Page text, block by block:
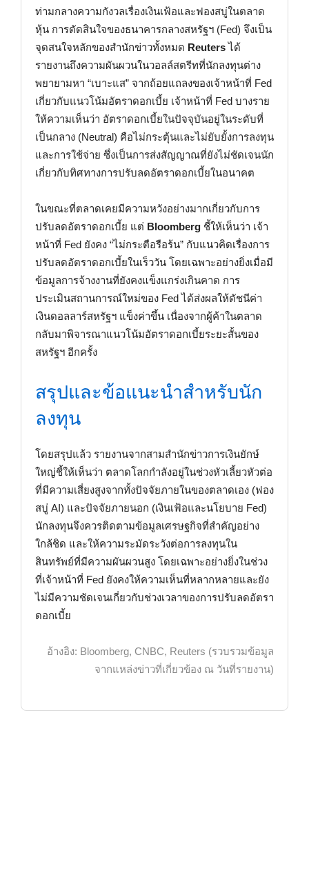
ท่ามกลางความกังวลเรื่องเงินเฟ้อและฟองสบู่ในตลาด
หุ้น การตัดสินใจของธนาคารกลางสหรัฐฯ (Fed) จึงเป็น
จุดสนใจหลักของสำนักข่าวทั้งหมด Reutersได้
รายงานถึงความผันผวนในวอลล์สตรีทที่นักลงทุนต่าง
พยายามหา “เบาะแส” จากถ้อยแถลงของเจ้าหน้าที่ Fed
เกี่ยวกับแนวโน้มอัตราดอกเบี้ย เจ้าหน้าที่ Fed บางราย
ให้ความเห็นว่า อัตราดอกเบี้ยในปัจจุบันอยู่ในระดับที่
เป็นกลาง (Neutral) คือไม่กระตุ้นและไม่ยับยั้งการลงทุน
และการใช้จ่าย ซึ่งเป็นการส่งสัญญาณที่ยังไม่ชัดเจนนัก
เกี่ยวกับทิศทางการปรับลดอัตราดอกเบี้ยในอนาคต
ในขณะที่ตลาดเคยมีความหวังอย่างมากเกี่ยวกับการ
ปรับลดอัตราดอกเบี้ย แต่ Bloomberg ชี้ให้เห็นว่า เจ้า
หน้าที่ Fed ยังคง “ไม่กระตือรือร้น” กับแนวคิดเรื่องการ
ปรับลดอัตราดอกเบี้ยในเร็ววัน โดยเฉพาะอย่างยิ่งเมื่อมี
ข้อมูลการจ้างงานที่ยังคงแข็งแกร่งเกินคาด การ
ประเมินสถานการณ์ใหม่ของ Fed ได้ส่งผลให้ดัชนีค่า
เงินดอลลาร์สหรัฐฯ แข็งค่าขึ้น เนื่องจากผู้ค้าในตลาด
กลับมาพิจารณาแนวโน้มอัตราดอกเบี้ยระยะสั้นของ
สหรัฐฯ อีกครั้ง
สรุปและข้อแนะนำสำหรับนัก
ลงทุน
โดยสรุปแล้ว รายงานจากสามสำนักข่าวการเงินยักษ์
ใหญ่ชี้ให้เห็นว่า ตลาดโลกกำลังอยู่ในช่วงหัวเลี้ยวหัวต่อ
ที่มีความเสี่ยงสูงจากทั้งปัจจัยภายในของตลาดเอง (ฟอง
สบู่ AI) และปัจจัยภายนอก (เงินเฟ้อและนโยบาย Fed)
นักลงทุนจึงควรติดตามข้อมูลเศรษฐกิจที่สำคัญอย่าง
ใกล้ชิด และให้ความระมัดระวังต่อการลงทุนใน
สินทรัพย์ที่มีความผันผวนสูง โดยเฉพาะอย่างยิ่งในช่วง
ที่เจ้าหน้าที่ Fed ยังคงให้ความเห็นที่หลากหลายและยัง
ไม่มีความชัดเจนเกี่ยวกับช่วงเวลาของการปรับลดอัตรา
ดอกเบี้ย
อ้างอิง: Bloomberg, CNBC, Reuters (รวบรวมข้อมูล
จากแหล่งข่าวที่เกี่ยวข้อง ณ วันที่รายงาน)